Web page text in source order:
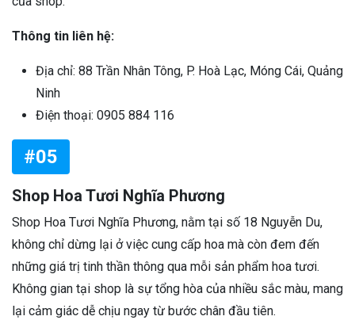
Thông tin liên hệ:
Địa chỉ: 88 Trần Nhân Tông, P. Hoà Lạc, Móng Cái, Quảng
Ninh
Điện thoại: 0905 884 116
#05
Shop Hoa Tươi Nghĩa Phương
Shop Hoa Tươi Nghĩa Phương, nằm tại số 18 Nguyễn Du,
không chỉ dừng lại ở việc cung cấp hoa mà còn đem đến
những giá trị tinh thần thông qua mỗi sản phẩm hoa tươi.
Không gian tại shop là sự tổng hòa của nhiều sắc màu, mang
lại cảm giác dễ chịu ngay từ bước chân đầu tiên.